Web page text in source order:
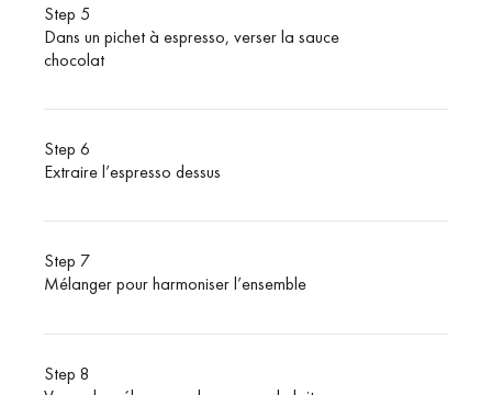
Step 5
Dans un pichet à espresso, verser la sauce
chocolat
Step 6
Extraire l’espresso dessus
Step 7
Mélanger pour harmoniser l’ensemble
Step 8